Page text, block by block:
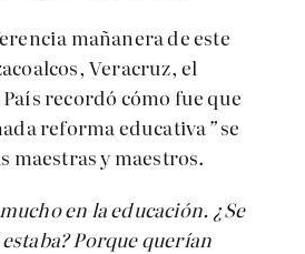
mañanera de este
Veracruz, el
recordó cómo fue que
reforma educativa”se
maestras y maestros.
en la educación. ¿Se
Porque querían